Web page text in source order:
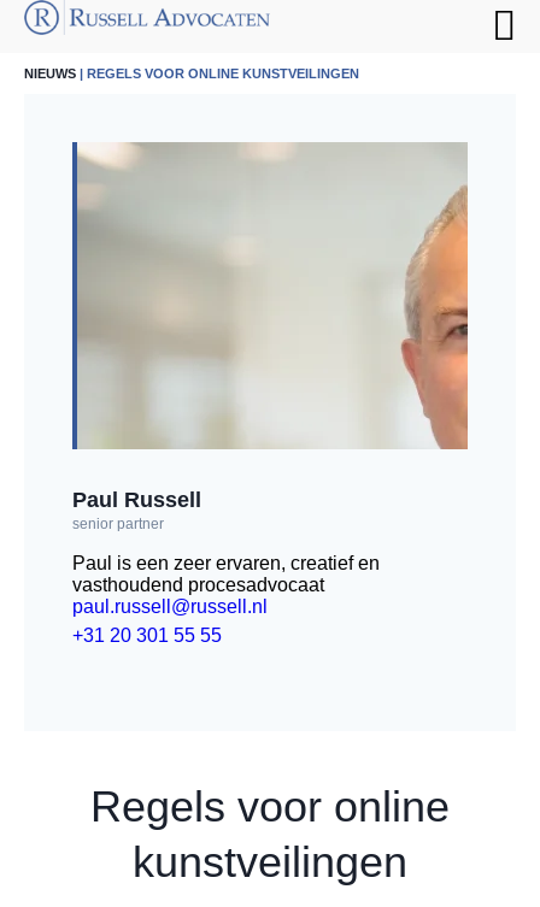
NIEUWS | REGELS VOOR ONLINE KUNSTVEILINGEN
Paul Russell
senior partner
Paul is een zeer ervaren, creatief en
vasthoudend procesadvocaat
paul.russell@russell.nl
+31 20 301 55 55
Regels voor online
kunstveilingen